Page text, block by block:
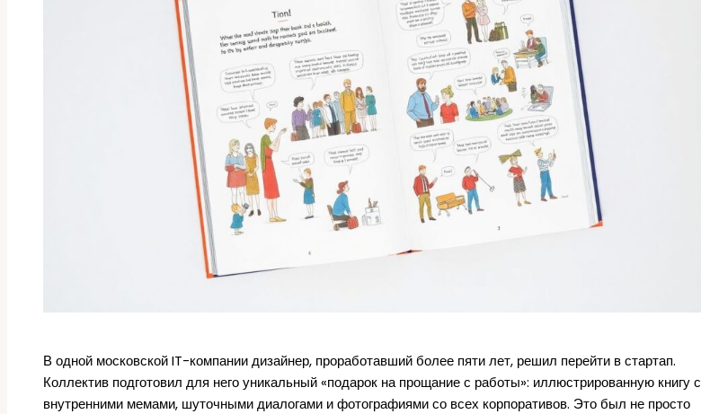
В одной московской IT-компании дизайнер, проработавший более пяти лет, решил перейти в стартап.
Коллектив подготовил для него уникальный «подарок на прощание с работы»: иллюстрированную книгу с
внутренними мемами, шуточными диалогами и фотографиями со всех корпоративов. Это был не просто